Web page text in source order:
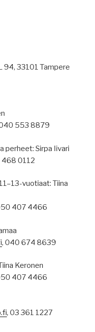
94, 33101 Tampere
553 8879
perheet: Sirpa Iivari
468 0112
vuotiaat: Tiina
407 4466
, 040 674 8639
Keronen
407 4466
, 03 361 1227